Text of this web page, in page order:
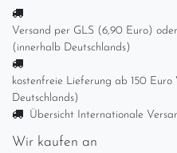
Versand per GLS (6,90 Euro)
(innerhalb Deutschlands)
kostenfreie Lieferung ab 150
Deutschlands)
Übersicht Internationale
Wir kaufen an